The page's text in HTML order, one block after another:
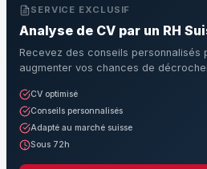
SERVICE EXCLUSIF
Analyse de CV par un RH
Recevez des conseils personnalisés
augmenter vos chances de
CV optimisé
Conseils personnalisés
Adapté au marché suisse
Sous 72h